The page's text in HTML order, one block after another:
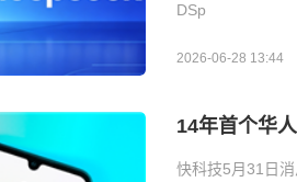
DSp
2026-06-28 13:44
14年首个华
快科技5月31日